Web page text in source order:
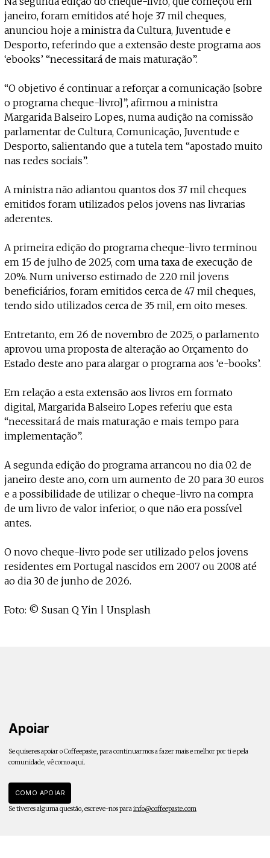
Estatuto Editorial
Ficha Técnica
Política de privacidade
Contactar
Coffeelabs Cursos curtos
— apoia o Coffeepaste e ajuda-nos a chegar mais longe. Mantém viva a cultura
Apoiar
janeiro, foram emitidos até hoje 37 mil cheques,
anunciou hoje a ministra da Cultura, Juventude e
Desporto, referindo que a extensão deste programa aos
‘ebooks’ “necessitará de mais maturação”.
“O objetivo é continuar a reforçar a comunicação [sobre
o programa cheque-livro]”, afirmou a ministra
Margarida Balseiro Lopes, numa audição na comissão
parlamentar de Cultura, Comunicação, Juventude e
Desporto, salientando que a tutela tem “apostado muito
nas redes sociais”.
A ministra não adiantou quantos dos 37 mil cheques
emitidos foram utilizados pelos jovens nas livrarias
aderentes.
A primeira edição do programa cheque-livro terminou
em 15 de julho de 2025, com uma taxa de execução de
20%. Num universo estimado de 220 mil jovens
beneficiários, foram emitidos cerca de 47 mil cheques,
tendo sido utilizados cerca de 35 mil, em oito meses.
Entretanto, em 26 de novembro de 2025, o parlamento
aprovou uma proposta de alteração ao Orçamento do
Estado deste ano para alargar o programa aos ‘e-books’.
Em relação a esta extensão aos livros em formato
digital, Margarida Balseiro Lopes referiu que esta
“necessitará de mais maturação e mais tempo para
implementação”.
A segunda edição do programa arrancou no dia 02 de
janeiro deste ano, com um aumento de 20 para 30 euros
e a possibilidade de utilizar o cheque-livro na compra
de um livro de valor inferior, o que não era possível
antes.
O novo cheque-livro pode ser utilizado pelos jovens
residentes em Portugal nascidos em 2007 ou 2008 até
ao dia 30 de junho de 2026.
Foto: © Susan Q Yin | Unsplash
Apoiar
Se quiseres apoiar o Coffeepaste, para continuarmos a fazer mais e melhor por ti e pela
comunidade, vê como aqui.
COMO APOIAR
Se tiveres alguma questão, escreve-nos parainfo@coffeepaste.com